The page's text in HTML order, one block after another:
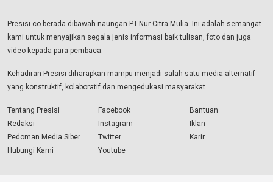
Presisi.co berada dibawah naungan PT.Nur Citra Mulia. Ini adalah semangat
kami untuk menyajikan segala jenis informasi baik tulisan, foto dan juga
video kepada para pembaca.
Kehadiran Presisi diharapkan mampu menjadi salah satu media alternatif
yang konstruktif, kolaboratif dan mengedukasi masyarakat.
Tentang Presisi
Redaksi
Pedoman Media Siber
Hubungi Kami
Facebook
Instagram
Twitter
Youtube
Bantuan
Iklan
Karir